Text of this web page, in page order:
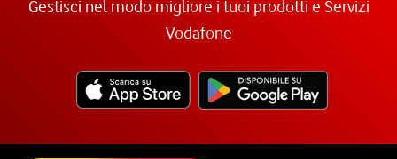
Gestisci nel modo migliore i tuoi prodotti e Servizi
Vodafone